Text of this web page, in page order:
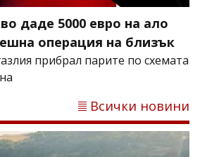
даде 5000 евро на ало
операция на близък
прибрал парите по схемата
Всички новини